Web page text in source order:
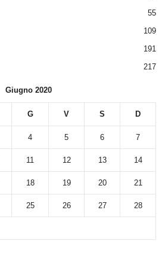
55
109
191
217
Giugno 2020
G V S D
4 5 6 7
11 12 13 14
18 19 20 21
25 26 27 28